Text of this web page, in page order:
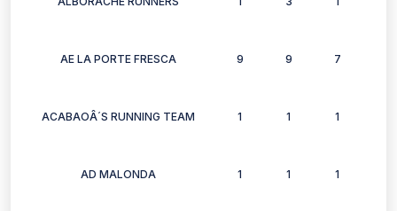
AE LA PORTE FRESCA 9 9 7
ACABAOÂ´S RUNNING TEAM 1 1 1
AD MALONDA 1 1 1